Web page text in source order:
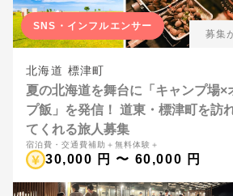
SNS・インフルエンサー
募集
北海道 標津町
夏の北海道を舞台に「キャンプ場×
プ飯」を発信！ 道東・標津町を訪
てくれる旅人募集
宿泊費・交通費補助＋無料体験＋
30,000 円 〜 60,000 円